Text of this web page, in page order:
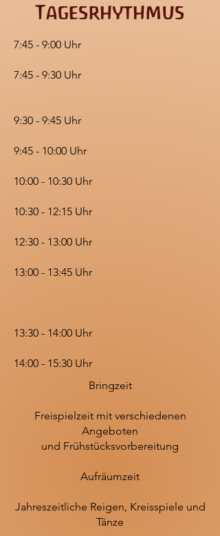
Tagesrhythmus
7:45 - 9:00 Uhr
7:45 - 9:30 Uhr
9:30 - 9:45 Uhr
9:45 - 10:00 Uhr
10:00 - 10:30 Uhr
10:30 - 12:15 Uhr
12:30 - 13:00 Uhr
13:00 - 13:45 Uhr
13:30 - 14:00 Uhr
14:00 - 15:30 Uhr
Bringzeit
Freispielzeit mit verschiedenen
Angeboten
und Frühstücksvorbereitung
Aufräumzeit
Jahreszeitliche Reigen, Kreisspiele und
Tänze